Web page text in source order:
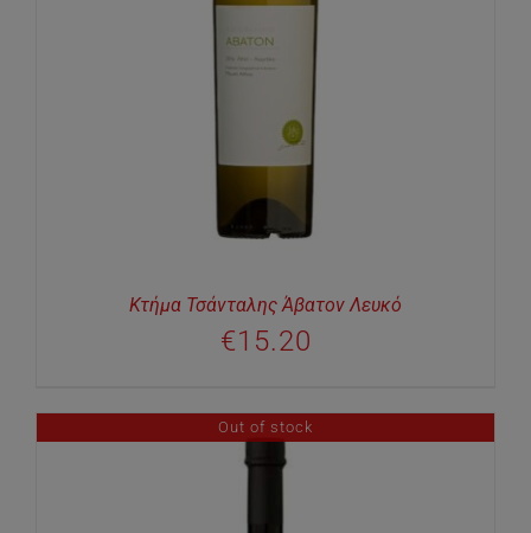
Κτήμα Τσάνταλης Άβατον Λευκό
€15.20
Out of stock